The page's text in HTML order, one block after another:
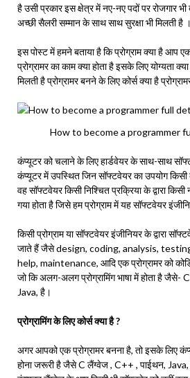
है उसी प्रकार इस क्षेत्र में नए-नए पदों पर‌ रोजगार
अच्छी सैलरी सम्मान के साथ साथ सुरक्षा भी मिलती है ।
इस पोस्ट में हमने बताया है कि प्रोग्राम क्या है आप
प्रोग्रामर का काम क्या होता है इसके लिए योग्यता
मिलती है प्रोग्रामर बनने के लिए कोर्स क्या है
How to become a programmer
कंप्यूटर को चलाने के लिए हार्डवेयर के साथ-साथ
कंप्यूटर में उपस्थित जिन सॉफ्टवेयर का उपयोग
वह सॉफ्टवेयर किसी निश्चित प्रक्रिया के द्वारा किसी
गया होता है जिसे हम प्रोग्राम में यह सॉफ्टवेयर
किसी प्रोग्राम या सॉफ्टवेयर इंजीनियर के द्वारा
जाते हैं जैसे design, coding, analysis,
help, maintenance, आदि एक प्रोग्रामर को
जो कि अलग-अलग प्रोग्रामिंग भाषा में होता है
Java, है।
प्रोग्रामिंग के लिए कोर्स क्या है ?
अगर आपको एक प्रोग्रामर बनना है, तो इसके लिए
होना जरूरी है जैसे C लैंग्वेज , C++ , पाईथन, Java,